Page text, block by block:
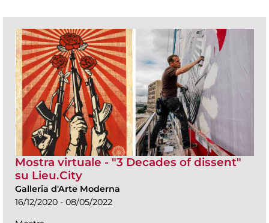
Mostra virtuale - "3 Decades of dissent"
su Lieu.City
Galleria d'Arte Moderna
16/12/2020 - 08/05/2022